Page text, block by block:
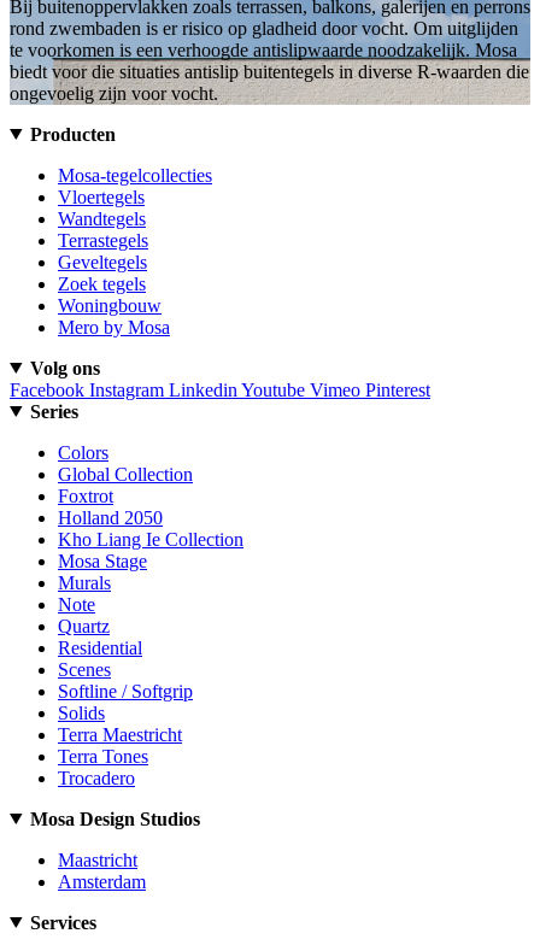
Bij buitenoppervlakken zoals terrassen, balkons, galerijen en perrons
rond zwembaden is er risico op gladheid door vocht. Om uitglijden
te voorkomen is een verhoogde antislipwaarde noodzakelijk. Mosa
biedt voor die situaties antislip buitentegels in diverse R-waarden die
ongevoelig zijn voor vocht.
Producten
Mosa-tegelcollecties
Vloertegels
Wandtegels
Terrastegels
Geveltegels
Zoek tegels
Woningbouw
Mero by Mosa
Volg ons
Facebook Instagram Linkedin Youtube Vimeo Pinterest
Series
Colors
Global Collection
Foxtrot
Holland 2050
Kho Liang Ie Collection
Mosa Stage
Murals
Note
Quartz
Residential
Scenes
Softline / Softgrip
Solids
Terra Maestricht
Terra Tones
Trocadero
Mosa Design Studios
Maastricht
Amsterdam
Services